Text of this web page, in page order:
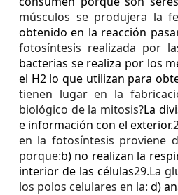
músculos se produjera la
obtenido en la reacción
fotosíntesis realizada por
bacterias se realiza por los
el H2 lo que utilizan para
tienen lugar en la
biológico de la mitosis?La
e información con el exterior.
en la fotosíntesis proviene
porque:b) no realizan la
interior de las células29.La
los polos celulares en la: d)